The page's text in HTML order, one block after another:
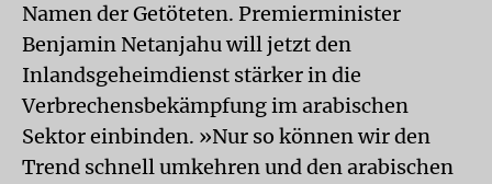
Namen der Getöteten. Premierminister
Benjamin Netanjahu will jetzt den
Inlandsgeheimdienst stärker in die
Verbrechensbekämpfung im arabischen
Sektor einbinden. »Nur so können wir den
Trend schnell umkehren und den arabischen